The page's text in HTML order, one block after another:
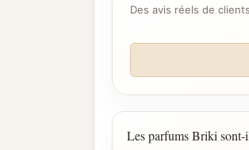
Des avis réels de
Les parfums Briki